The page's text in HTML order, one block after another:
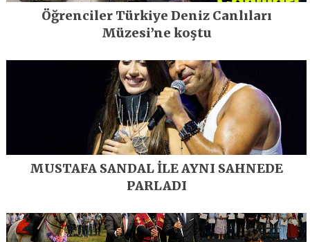
Öğrenciler Türkiye Deniz Canlıları
Müzesi’ne koştu
MUSTAFA SANDAL İLE AYNI SAHNEDE
PARLADI